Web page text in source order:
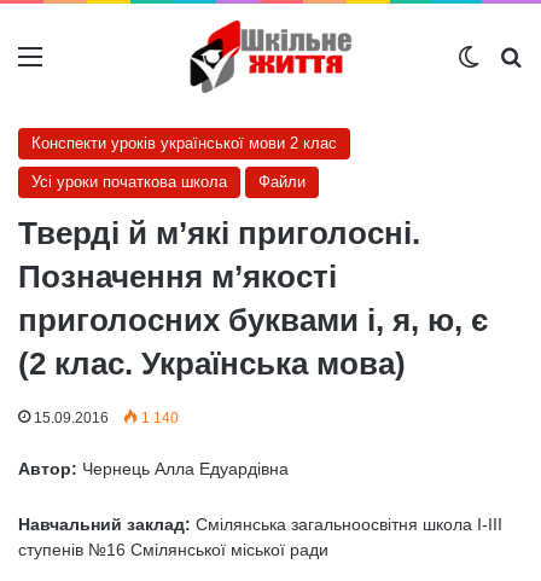
Меню
Конспекти уроків української мови 2 клас
Усі уроки початкова школа Файли
Тверді й м’які приголосні.
Позначення м’якості
приголосних буквами і, я, ю, є
(2 клас. Українська мова)
15.09.2016 1 140
Автор: Чернець Алла Едуардівна
Навчальний заклад: Смілянська загальноосвітня школа І-ІІІ
ступенів №16 Смілянської міської ради